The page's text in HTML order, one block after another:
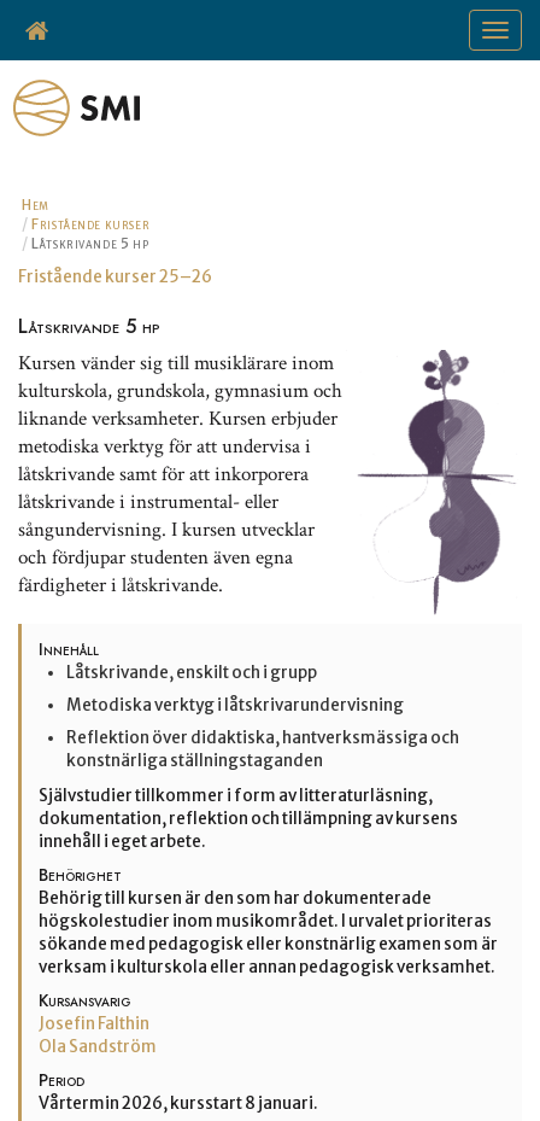
Toggle
Hem
Fristående kurser
Låtskrivande 5 hp
Fristående kurser 25–26
Låtskrivande 5 hp
Kursen vänder sig till musiklärare inom
kulturskola, grundskola, gymnasium och
liknande verksamheter. Kursen erbjuder
metodiska verktyg för att undervisa i
låtskrivande samt för att inkorporera
låtskrivande i instrumental- eller
sångundervisning. I kursen utvecklar
och fördjupar studenten även egna
färdigheter i låtskrivande.
Innehåll
Låtskrivande, enskilt och i grupp
Metodiska verktyg i låtskrivarundervisning
Reflektion över didaktiska, hantverksmässiga och
konstnärliga ställningstaganden
Självstudier tillkommer i form av litteraturläsning,
dokumentation, reflektion och tillämpning av kursens
innehåll i eget arbete.
Behörighet
Behörig till kursen är den som har dokumenterade
högskolestudier inom musikområdet. I urvalet prioriteras
sökande med pedagogisk eller konstnärlig examen som är
verksam i kulturskola eller annan pedagogisk verksamhet.
Kursansvarig
Josefin Falthin
Ola Sandström
Period
Vårtermin 2026, kursstart 8 januari.